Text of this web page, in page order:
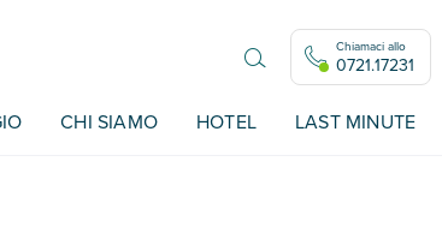
Chiamaci allo
0721.17231
CHI SIAMO HOTEL LAST MINUTE